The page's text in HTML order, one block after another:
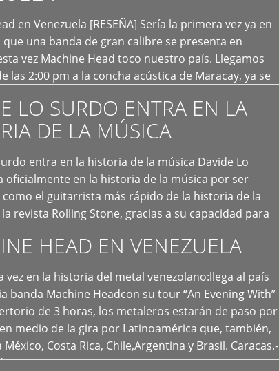
en Venezuela [RESEÑA] Sería la primera vez ya en
una banda de gran calibre se presenta en
vez Machine Head toco nuestro país. Llegamos
las 2:00 pm a la concha acústica de Maracay, ya se
LO SURDO ENTRA EN LA
DE LA MÚSICA
entra en la historia de la música Davide Lo
oficialmente en la historia de la música por ser
el guitarrista más rápido de la historia de la
revista Rolling Stone, gracias a su capacidad para
HEAD EN VENEZUELA
vez en la historia del metal venezolano:llega al país
banda Machine Headcon su tour “An Evening With”
de 3 horas, los metaleros estarán de paso por
medio de la gira por Latinoamérica que, también,
México, Costa Rica, Chile,Argentina y Brasil. Caracas.-
[…]